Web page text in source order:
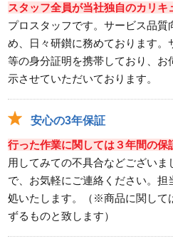
スタッフ全員が当社独自のカリ
プロスタッフです。サービス品質
め、日々研鑚に務めております。
等の身分証明を携帯しており、お
示させていただいております。
安心の3年保証
行った作業に関しては３年間の保
用してみての不具合などござい
で、お気軽にご連絡ください。
処いたします。（※商品に関して
ずるものと致します）